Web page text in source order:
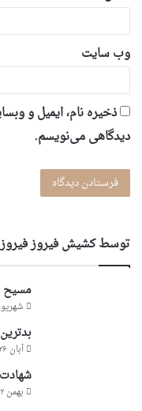
وب‌ سایت
ذخیره نام، ایمیل و
دیدگاهی می‌نویسم.
توسط کشیش فیروز
مسیح
شهریور ۲۰,
آبان ۲۶, ۱۳۹۸
بهمن ۲, ۱۳۹۰